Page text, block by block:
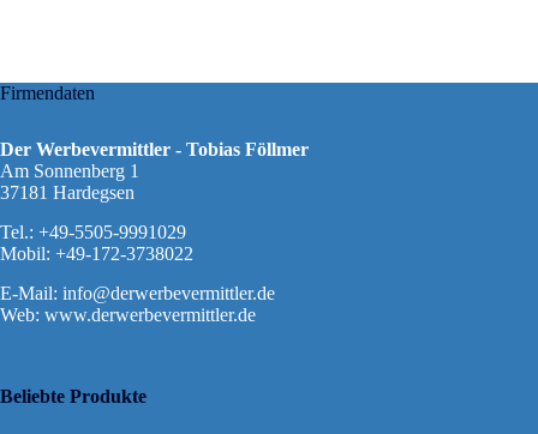
Firmendaten
Der Werbevermittler - Tobias Föllmer
Am Sonnenberg 1
37181 Hardegsen
Tel.: +49-5505-9991029
Mobil: +49-172-3738022
E-Mail: info@derwerbevermittler.de
Web: www.derwerbevermittler.de
Beliebte Produkte